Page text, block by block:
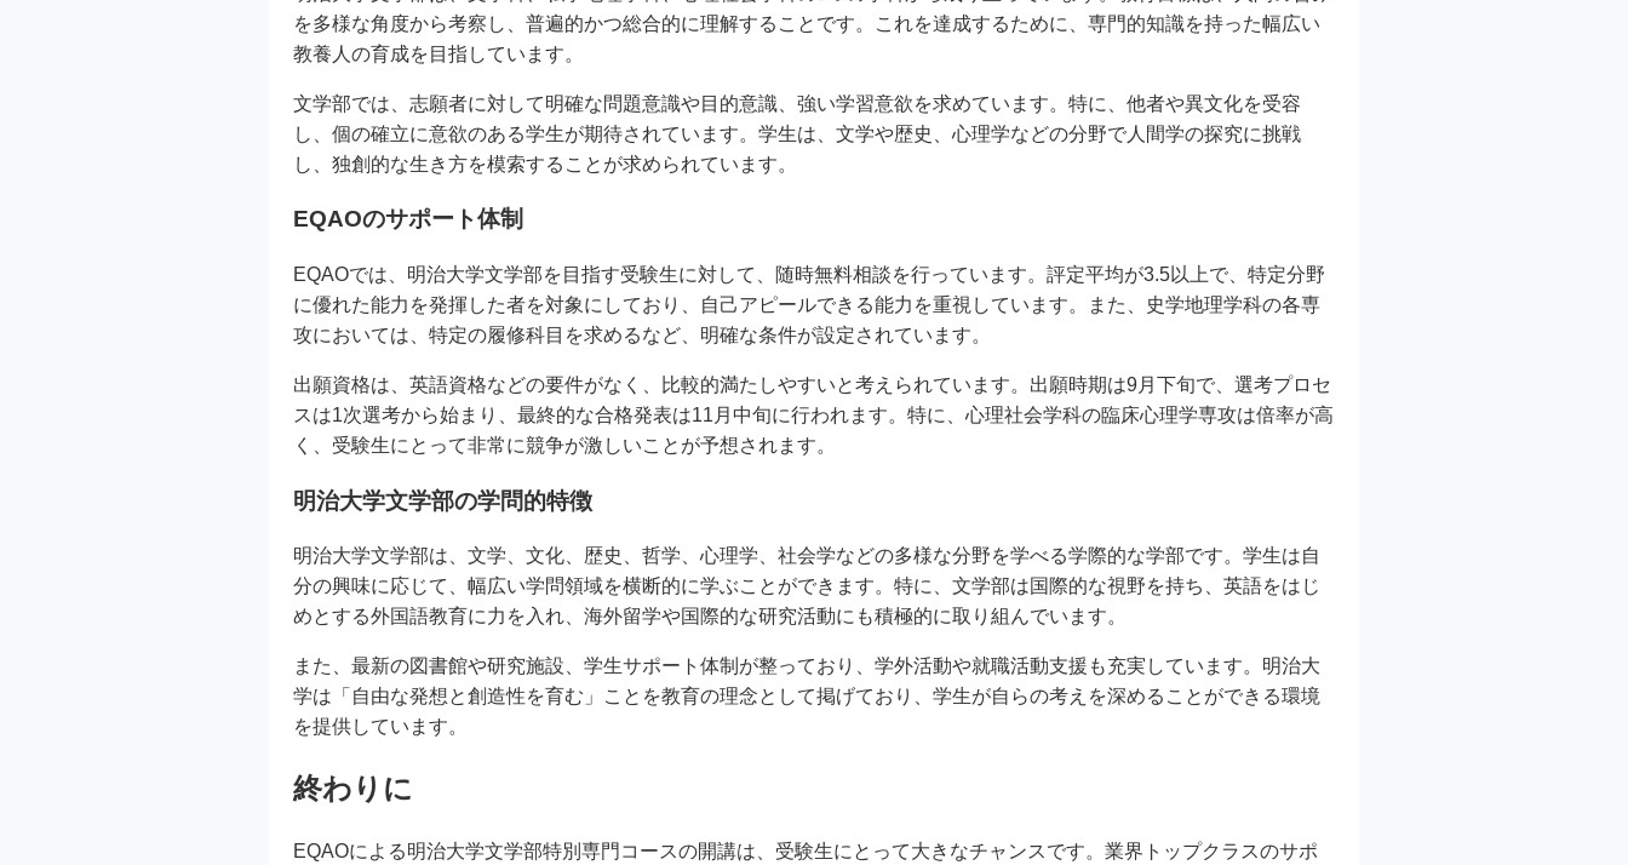
を多様な角度から考察し、普遍的かつ総合的に理解することです。これを達成するために、専門的知識を持った幅広い
教養人の育成を目指しています。
文学部では、志願者に対して明確な問題意識や目的意識、強い学習意欲を求めています。特に、他者や異文化を受容
し、個の確立に意欲のある学生が期待されています。学生は、文学や歴史、心理学などの分野で人間学の探究に挑戦
し、独創的な生き方を模索することが求められています。
EQAOのサポート体制
EQAOでは、明治大学文学部を目指す受験生に対して、随時無料相談を行っています。評定平均が3.5以上で、特定分野
に優れた能力を発揮した者を対象にしており、自己アピールできる能力を重視しています。また、史学地理学科の各専
攻においては、特定の履修科目を求めるなど、明確な条件が設定されています。
出願資格は、英語資格などの要件がなく、比較的満たしやすいと考えられています。出願時期は9月下旬で、選考プロセ
スは1次選考から始まり、最終的な合格発表は11月中旬に行われます。特に、心理社会学科の臨床心理学専攻は倍率が高
く、受験生にとって非常に競争が激しいことが予想されます。
明治大学文学部の学問的特徴
明治大学文学部は、文学、文化、歴史、哲学、心理学、社会学などの多様な分野を学べる学際的な学部です。学生は自
分の興味に応じて、幅広い学問領域を横断的に学ぶことができます。特に、文学部は国際的な視野を持ち、英語をはじ
めとする外国語教育に力を入れ、海外留学や国際的な研究活動にも積極的に取り組んでいます。
また、最新の図書館や研究施設、学生サポート体制が整っており、学外活動や就職活動支援も充実しています。明治大
学は「自由な発想と創造性を育む」ことを教育の理念として掲げており、学生が自らの考えを深めることができる環境
を提供しています。
終わりに
EQAOによる明治大学文学部特別専門コースの開講は、受験生にとって大きなチャンスです。業界トップクラスのサポ